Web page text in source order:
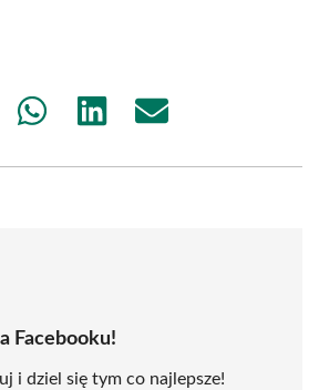
Share
Share
Share
Facebooku!
i dziel się tym co najlepsze!